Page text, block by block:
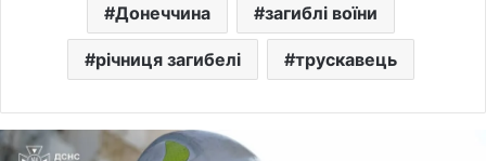
Донеччина загиблі воїни
річниця загибелі трускавець